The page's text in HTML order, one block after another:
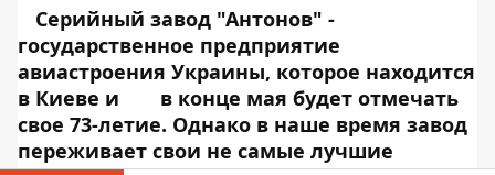
Серийный завод "Антонов" -
государственное предприятие
авиастроения Украины, которое находится
в Киеве и
в конце мая будет отмечать
свое 73-летие. Однако в наше время завод
переживает свои не самые лучшие